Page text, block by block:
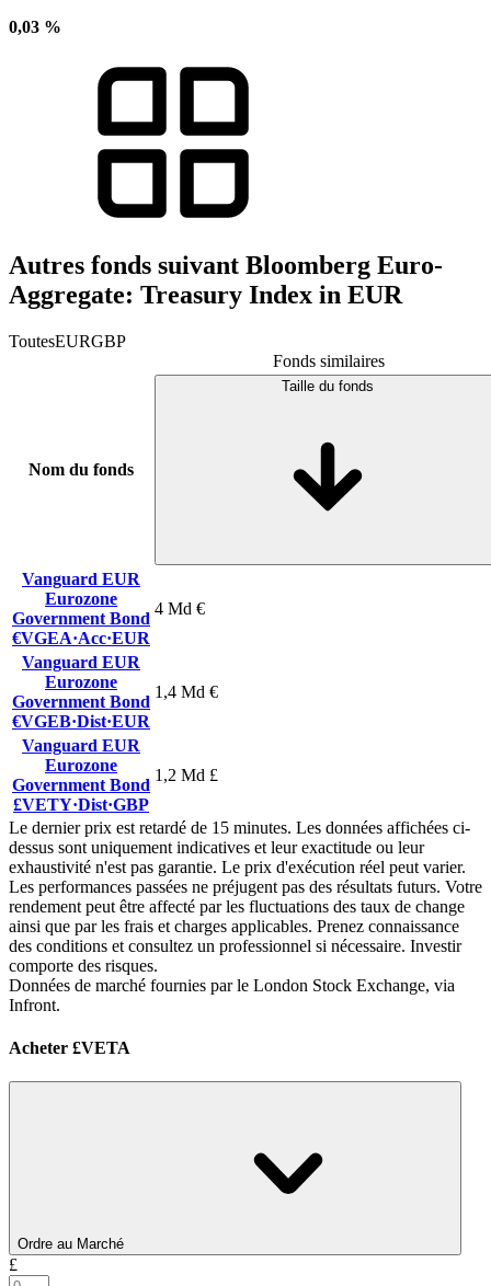
0,03 %
Autres fonds suivant Bloomberg Euro-
Aggregate: Treasury Index in EUR
ToutesEURGBP
Fonds similaires
Nom du fonds
Taille du fonds
Vanguard EUR
Eurozone
Government Bond
€VGEA·Acc·EUR
4 Md €
Vanguard EUR
Eurozone
Government Bond
€VGEB·Dist·EUR
1,4 Md €
Vanguard EUR
Eurozone
Government Bond
£VETY·Dist·GBP
1,2 Md £
Le dernier prix est retardé de 15 minutes. Les données affichées ci-
dessus sont uniquement indicatives et leur exactitude ou leur
exhaustivité n'est pas garantie. Le prix d'exécution réel peut varier.
Les performances passées ne préjugent pas des résultats futurs. Votre
rendement peut être affecté par les fluctuations des taux de change
ainsi que par les frais et charges applicables. Prenez connaissance
des conditions et consultez un professionnel si nécessaire. Investir
comporte des risques.
Données de marché fournies par le London Stock Exchange, via
Infront.
Acheter £VETA
Ordre au Marché
£